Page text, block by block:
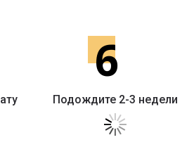
6
Подождите 2-3 недели